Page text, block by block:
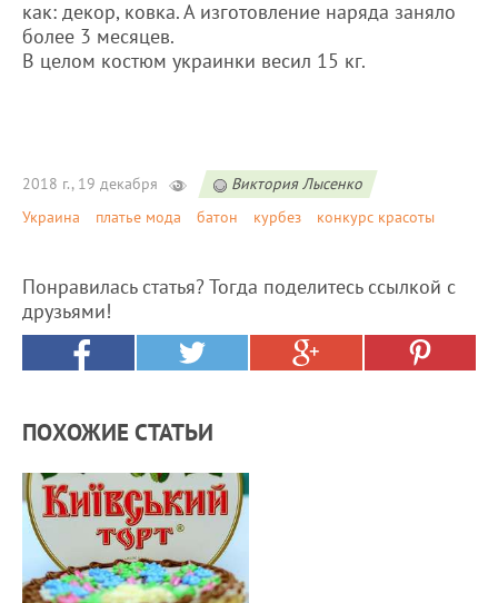
как: декор, ковка. А изготовление наряда заняло
более 3 месяцев.
В целом костюм украинки весил 15 кг.
2018 г., 19 декабря
Виктория Лысенко
Украина
платье мода батон курбез конкурс красоты
Понравилась статья? Тогда поделитесь ссылкой с
друзьями!
ПОХОЖИЕ СТАТЬИ